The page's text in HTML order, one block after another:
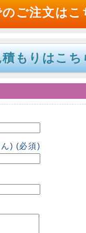
ご注文はこ
もりはこち
) (必須)